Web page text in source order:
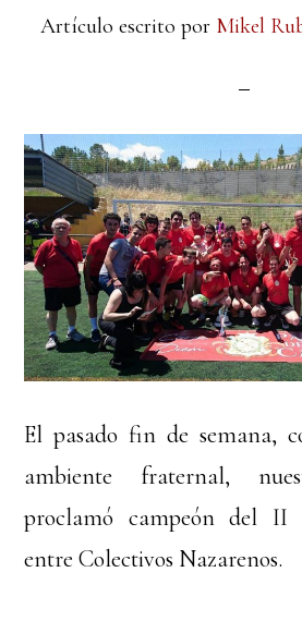
Artículo escrito por Mikel
El pasado fin de semana,
ambiente fraternal,
proclamó campeón del II
entre Colectivos Nazarenos.